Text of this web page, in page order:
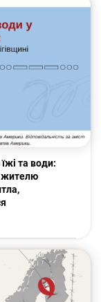
та води:
жителю